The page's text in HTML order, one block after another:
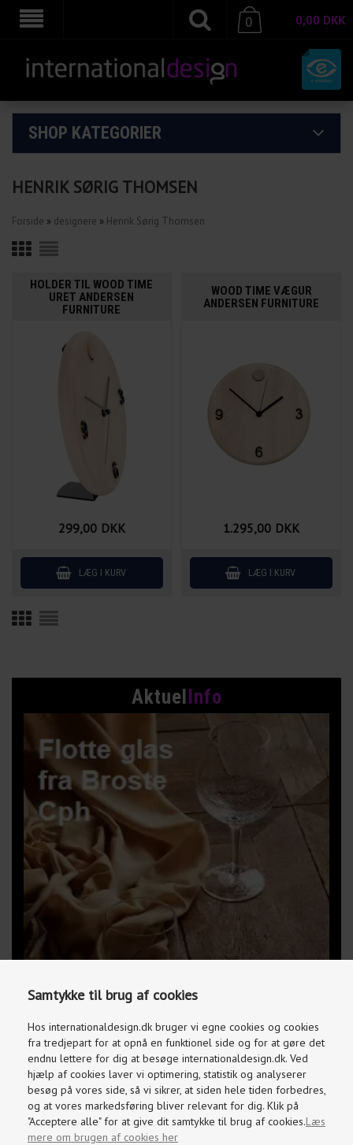
Samtykke til brug af cookies
Hos internationaldesign.dk bruger vi egne cookies og cookies
fra tredjepart for at opnå en funktionel side og for at gøre det
endnu lettere for dig at besøge internationaldesign.dk. Ved
hjælp af cookies laver vi optimering, statistik og analyserer
besøg på vores side, så vi sikrer, at siden hele tiden forbedres,
og at vores markedsføring bliver relevant for dig. Klik på
"Acceptere alle" for at give dit samtykke til brug af cookies.Læs
mere om brugen af cookies her
0,00 DKK
0
SHOP KATEGORIER
Aktuel Info
Kundeservice
Brug for hjælp, kontakt os på
97 87 18 87
HENRIK SØRIG THOMSEN
Forside » designere » Henrik Sørig Thomsen
HOLDER TIL WOOD TIME
URET ANDERSEN
FURNITURE
299,00 DKK
WOOD TIME VÆGUR
ANDERSEN FURNITURE
1.295,00 DKK